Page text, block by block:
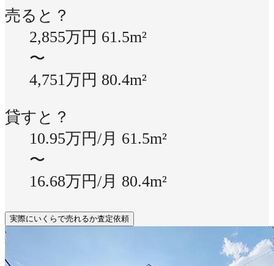
売ると？
2,855万円 61.5m²
〜
4,751万円 80.4m²
貸すと？
10.95万円/月 61.5m²
〜
16.68万円/月 80.4m²
実際にいくらで売れるか査定依頼